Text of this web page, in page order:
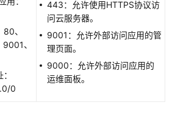
、
、
0
443：允许使用HTTPS协议访
问云服务器。
9001：允许外部访问应用的管
理页面。
9000：允许外部访问应用的
运维面板。